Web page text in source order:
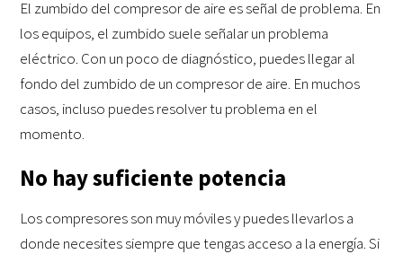
El zumbido del compresor de aire es señal de problema. En
los equipos, el zumbido suele señalar un problema
eléctrico. Con un poco de diagnóstico, puedes llegar al
fondo del zumbido de un compresor de aire. En muchos
casos, incluso puedes resolver tu problema en el
momento.
No hay suficiente potencia
Los compresores son muy móviles y puedes llevarlos a
donde necesites siempre que tengas acceso a la energía. Si